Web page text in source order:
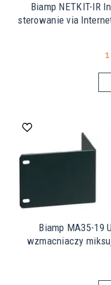
Biamp NETKIT-IR
sterowanie via
Biamp MA35-19
wzmacniaczy